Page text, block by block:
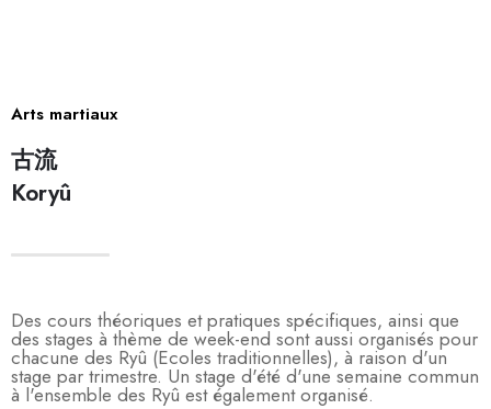
Arts martiaux
古流
Koryû
Des cours théoriques et pratiques spécifiques, ainsi que
des stages à thème de week-end sont aussi organisés pour
chacune des Ryû (Ecoles traditionnelles), à raison d'un
stage par trimestre. Un stage d'été d'une semaine commun
à l'ensemble des Ryû est également organisé.